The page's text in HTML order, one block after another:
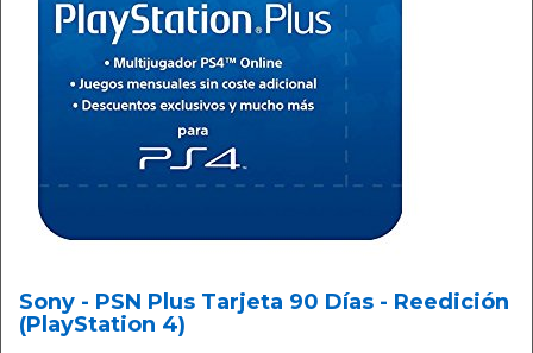
Sony - PSN Plus Tarjeta 90 Días - Reedición
(PlayStation 4)